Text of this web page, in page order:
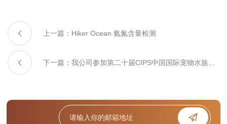
上一篇：Hiker Ocean 氨氮含量检测
下一篇：我公司参加第二十届CIPS中国国际宠物水族用